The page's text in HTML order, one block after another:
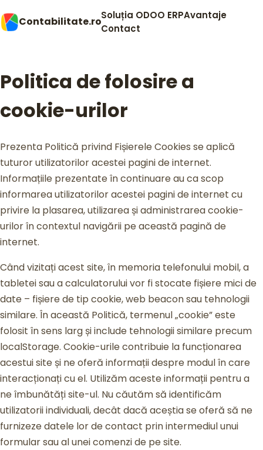
Contabilitate.roSoluția ODOO ERPAvantaje
Contact
Politica de folosire a
cookie-urilor
Prezenta Politică privind Fișierele Cookies se aplică
tuturor utilizatorilor acestei pagini de internet.
Informațiile prezentate în continuare au ca scop
informarea utilizatorilor acestei pagini de internet cu
privire la plasarea, utilizarea și administrarea cookie-
urilor în contextul navigării pe această pagină de
internet.
Când vizitați acest site, în memoria telefonului mobil, a
tabletei sau a calculatorului vor fi stocate fișiere mici de
date – fișiere de tip cookie, web beacon sau tehnologii
similare. În această Politică, termenul „cookie” este
folosit în sens larg și include tehnologii similare precum
localStorage. Cookie-urile contribuie la funcționarea
acestui site și ne oferă informații despre modul în care
interacționați cu el. Utilizăm aceste informații pentru a
ne îmbunătăți site-ul. Nu căutăm să identificăm
utilizatorii individuali, decât dacă aceștia se oferă să ne
furnizeze datele lor de contact prin intermediul unui
formular sau al unei comenzi de pe site.